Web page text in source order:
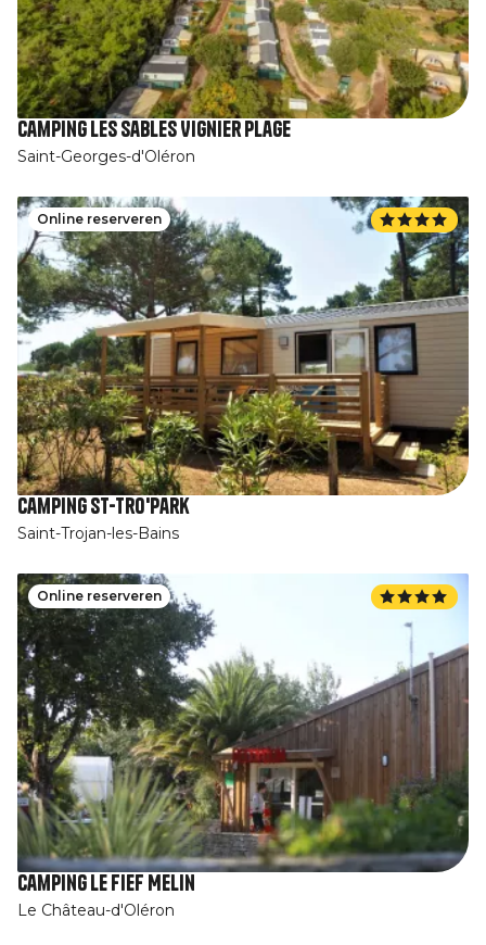
Camping Les Sables Vignier Plage
Saint-Georges-d'Oléron
Online reserveren
Camping St-Tro'Park
Saint-Trojan-les-Bains
Online reserveren
Camping Le Fief Melin
Le Château-d'Oléron